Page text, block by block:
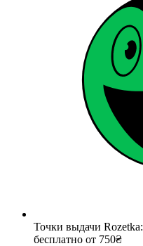
Точки выдачи Rozetka:
бесплатно от 750₴